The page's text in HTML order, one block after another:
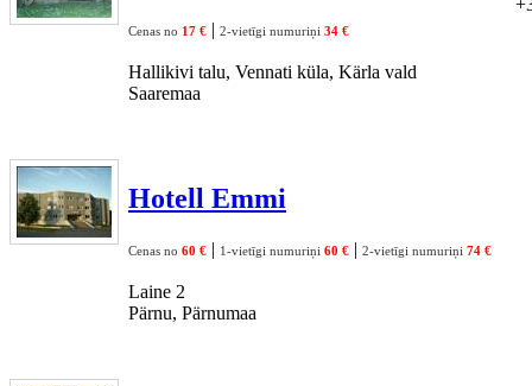
Cenas no 17 € | 2-vietīgi numuriņi 34 €
Hallikivi talu, Vennati küla, Kärla vald
Saaremaa
Hotell Emmi
Cenas no 60 € | 1-vietīgi numuriņi 60 € | 2-vietīgi numuriņi 74 €
Laine 2
Pärnu, Pärnumaa